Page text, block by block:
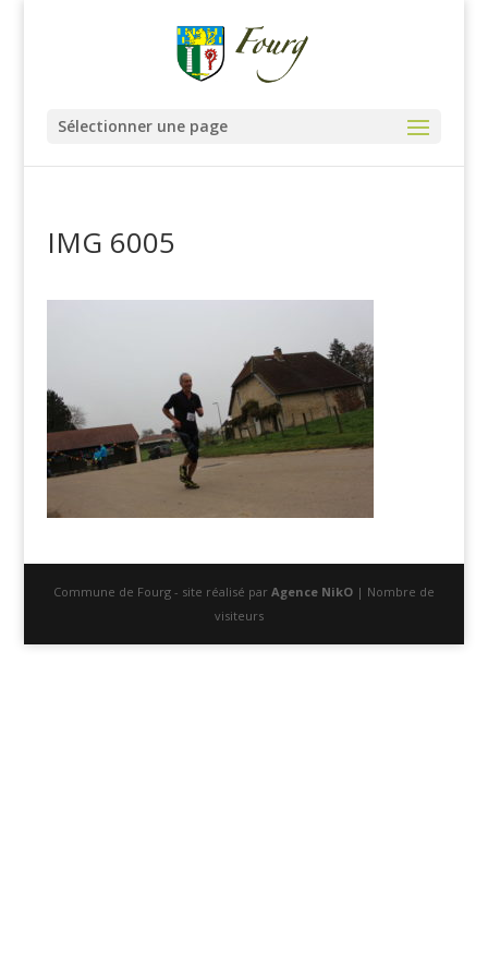
Sélectionner une page
IMG 6005
Commune de Fourg - site réalisé par Agence NikO| Nombre de
visiteurs